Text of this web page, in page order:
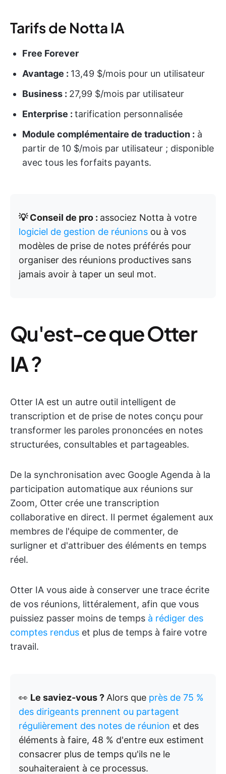
Tarifs de Notta IA
Free Forever
Avantage : 13,49 $/mois pour un utilisateur
Business : 27,99 $/mois par utilisateur
Enterprise : tarification personnalisée
Module complémentaire de traduction : à
partir de 10 $/mois par utilisateur ; disponible
avec tous les forfaits payants.
💡 Conseil de pro : associez Notta à votre
logiciel de gestion de réunions ou à vos
modèles de prise de notes préférés pour
organiser des réunions productives sans
jamais avoir à taper un seul mot.
Qu'est-ce que Otter
IA ?
Otter IA est un autre outil intelligent de
transcription et de prise de notes conçu pour
transformer les paroles prononcées en notes
structurées, consultables et partageables.
De la synchronisation avec Google Agenda à la
participation automatique aux réunions sur
Zoom, Otter crée une transcription
collaborative en direct. Il permet également aux
membres de l'équipe de commenter, de
surligner et d'attribuer des éléments en temps
réel.
Otter IA vous aide à conserver une trace écrite
de vos réunions, littéralement, afin que vous
puissiez passer moins de temps à rédiger des
comptes rendus et plus de temps à faire votre
travail.
👀 Le saviez-vous ? Alors que près de 75 %
des dirigeants prennent ou partagent
régulièrement des notes de réunion et des
éléments à faire, 48 % d'entre eux estiment
consacrer plus de temps qu'ils ne le
souhaiteraient à ce processus.